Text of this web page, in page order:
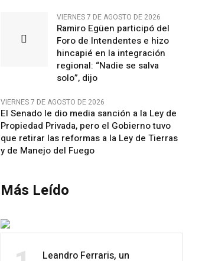
VIERNES 7 DE AGOSTO DE 2026
Ramiro Egüen participó del
Foro de Intendentes e hizo
hincapié en la integración
regional: “Nadie se salva
solo”, dijo
VIERNES 7 DE AGOSTO DE 2026
El Senado le dio media sanción a la Ley de
Propiedad Privada, pero el Gobierno tuvo
que retirar las reformas a la Ley de Tierras
y de Manejo del Fuego
Más Leído
Leandro Ferraris, un